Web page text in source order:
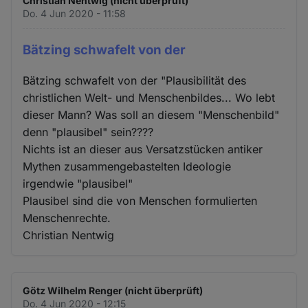
Do. 4 Jun 2020 - 11:58
Bätzing schwafelt von der
Bätzing schwafelt von der "Plausibilität des
christlichen Welt- und Menschenbildes... Wo lebt
dieser Mann? Was soll an diesem "Menschenbild"
denn "plausibel" sein????
Nichts ist an dieser aus Versatzstücken antiker
Mythen zusammengebastelten Ideologie
irgendwie "plausibel"
Plausibel sind die von Menschen formulierten
Menschenrechte.
Christian Nentwig
Götz Wilhelm Renger (nicht überprüft)
Do. 4 Jun 2020 - 12:15